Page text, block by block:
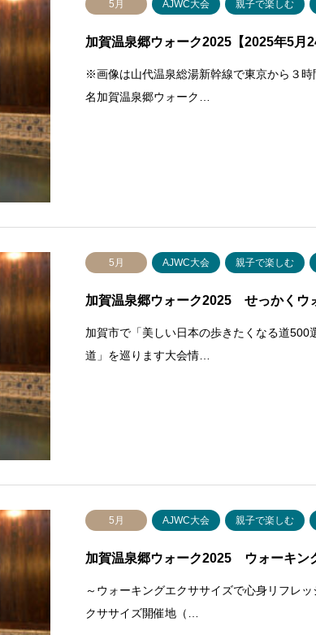
5月 AJWC大会 親子で楽しむ
加賀温泉郷ウォーク2025【2025年5月
※画像は山代温泉総湯新幹線で東京から３
名加賀温泉郷ウォーク…
5月 AJWC大会 親子で楽しむ
加賀温泉郷ウォーク2025 せっかくウ
加賀市で「美しい日本の歩きたくなる道
道」を巡ります大会情…
5月 AJWC大会 親子で楽しむ
加賀温泉郷ウォーク2025 ウォーキン
～ウォーキングエクササイズで心身リフレ
クササイズ開催地（…